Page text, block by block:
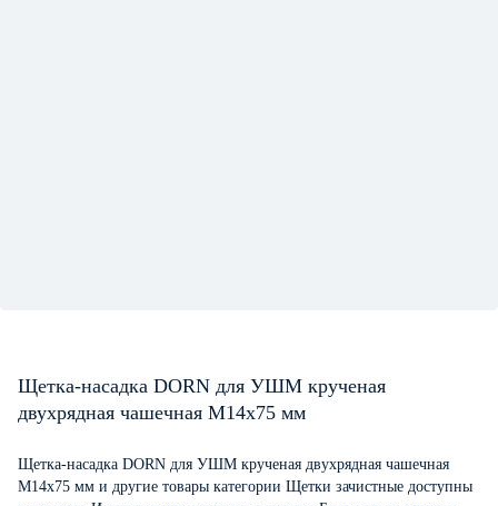
Щетка-насадка DORN для УШМ крученая
двухрядная чашечная М14х75 мм
Щетка-насадка DORN для УШМ крученая двухрядная чашечная
М14х75 мм и другие товары категории Щетки зачистные доступны